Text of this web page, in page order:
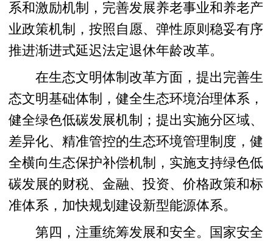
系和激励机制，完善发展养老事业和养老产
业政策机制，按照自愿、弹性原则稳妥有序
推进渐进式延迟法定退休年龄改革。
在生态文明体制改革方面，提出完善生
态文明基础体制，健全生态环境治理体系，
健全绿色低碳发展机制；提出实施分区域、
差异化、精准管控的生态环境管理制度，健
全横向生态保护补偿机制，实施支持绿色低
碳发展的财税、金融、投资、价格政策和标
准体系，加快规划建设新型能源体系。
第四，注重统筹发展和安全。国家安全